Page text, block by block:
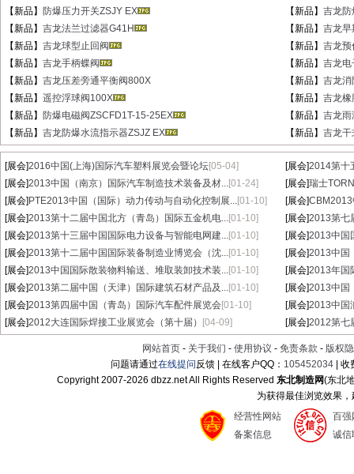
【新品】
防爆压力开关ZSJY EX 【新品】 吉龙防
【新品】 吉龙法兰过滤器G41H 【新品】 吉龙
【新品】 吉龙球型止回阀 【新品】 吉龙预
【新品】 吉龙手柄蝶阀 【新品】 吉龙电
【新品】 吉龙压差旁通平衡阀800X 【新品】 吉龙消
【新品】 遥控浮球阀100X 【新品】 吉龙橡
【新品】
防爆电磁阀ZSCFD1T-15-25EX 【新品】 吉龙雨
【新品】 吉龙防爆水流指示器ZSJZ EX 【新品】 吉龙干
[展会]2016中国(上海)国际汽车塑料展览会暨论坛[05-04] [展会]2014第十
[展会]2013中国（南京）国际汽车制造技术装备及材...[01-24] [展会]瑞士
[展会] PTE2013中国（国际）动力传动与自动化控制展...[01-10] [展会]CBM2013
[展会]2013第十二届中国北方（青岛）国际五金机电...[01-10] [展会]2013第七
[展会]2013第十三届中国国际电力设备与智能电网建...[01-10] [展会]2013中国
[展会]2013第十二届中国国际装备制造业博览会（沈...[01-10] [展会]2013中国
[展会]2013中国国际散装物料输送、堆取装卸技术装...[01-10] [展会]2013年国
[展会]2013第二届中国（天津）国际建筑石材产品及...[01-10] [展会]2013中国
[展会]2013第四届中国（青岛）国际汽车配件展览会[01-10] [展会]2013中国
[展会]2012大连国际焊接工业展览会（第十届） [04-09] [展会]2012第七
网站首页 - 关于我们 - 使用协议 - 免责条款 - 版权
问题请通过在线提问反馈 | 在线客户QQ： 105452034 |
Copyright 2007-2026 dbzz.net All Rights Reserved东北制造网(东北
为获得最佳浏览效果
经营性网站
备案信息
百强
诚信